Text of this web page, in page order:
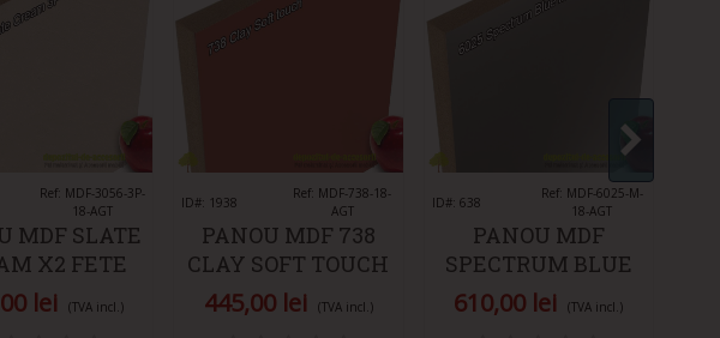
placeRef: MDF-3056-3P-
18-AGT
MDF SLATE
X2 FETE
AGT SUPER
MAT
lei (TVA incl.)
Îmi place
ID#: 1938
Ref: MDF-738-18-
AGT
PANOU MDF 738
CLAY SOFT TOUCH
MAT AGT
445,00 lei (TVA incl.)
Îmi place
ID#: 638
Ref: MDF-6025-M-
18-AGT
PANOU MDF
SPECTRUM BLUE
MAT 6025 AGT
610,00 lei (TVA incl.)